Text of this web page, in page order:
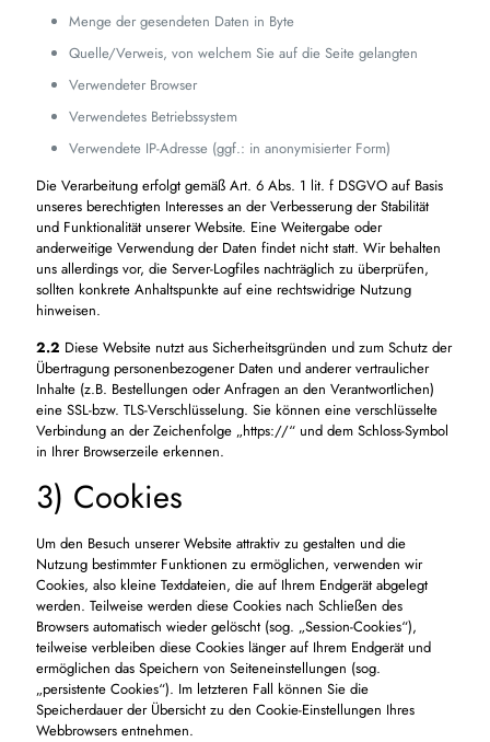
Menge der gesendeten Daten in Byte
Quelle/Verweis, von welchem Sie auf die Seite gelangten
Verwendeter Browser
Verwendetes Betriebssystem
Verwendete IP-Adresse (ggf.: in anonymisierter Form)
Die Verarbeitung erfolgt gemäß Art. 6 Abs. 1 lit. f DSGVO auf Basis
unseres berechtigten Interesses an der Verbesserung der Stabilität
und Funktionalität unserer Website. Eine Weitergabe oder
anderweitige Verwendung der Daten findet nicht statt. Wir behalten
uns allerdings vor, die Server-Logfiles nachträglich zu überprüfen,
sollten konkrete Anhaltspunkte auf eine rechtswidrige Nutzung
hinweisen.
2.2 Diese Website nutzt aus Sicherheitsgründen und zum Schutz der
Übertragung personenbezogener Daten und anderer vertraulicher
Inhalte (z.B. Bestellungen oder Anfragen an den Verantwortlichen)
eine SSL-bzw. TLS-Verschlüsselung. Sie können eine verschlüsselte
Verbindung an der Zeichenfolge „https://“ und dem Schloss-Symbol
in Ihrer Browserzeile erkennen.
3) Cookies
Um den Besuch unserer Website attraktiv zu gestalten und die
Nutzung bestimmter Funktionen zu ermöglichen, verwenden wir
Cookies, also kleine Textdateien, die auf Ihrem Endgerät abgelegt
werden. Teilweise werden diese Cookies nach Schließen des
Browsers automatisch wieder gelöscht (sog. „Session-Cookies“),
teilweise verbleiben diese Cookies länger auf Ihrem Endgerät und
ermöglichen das Speichern von Seiteneinstellungen (sog.
„persistente Cookies“). Im letzteren Fall können Sie die
Speicherdauer der Übersicht zu den Cookie-Einstellungen Ihres
Webbrowsers entnehmen.